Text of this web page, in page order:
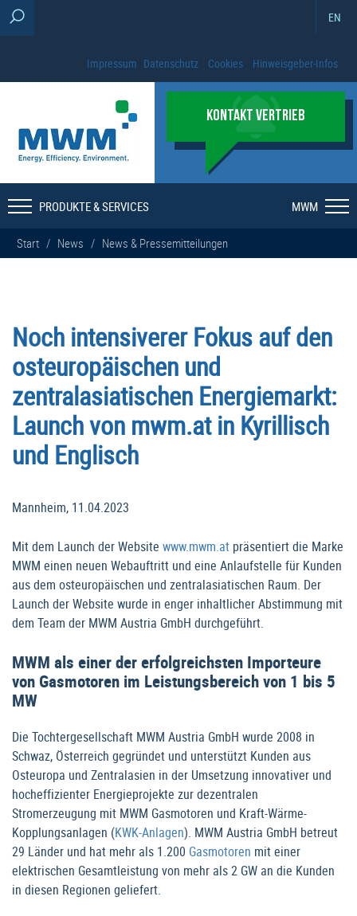
EN
Impressum Datenschutz Cookies Hinweisgeber-Infos
KONTAKT VERTRIEB
PRODUKTE & SERVICES MWM
Start / News / News & Pressemitteilungen
Noch intensiverer Fokus auf den
osteuropäischen und
zentralasiatischen Energiemarkt:
Launch von mwm.at in Kyrillisch
und Englisch
Mannheim, 11.04.2023
Mit dem Launch der Website www.mwm.at präsentiert die Marke
MWM einen neuen Webauftritt und eine Anlaufstelle für Kunden
aus dem osteuropäischen und zentralasiatischen Raum. Der
Launch der Website wurde in enger inhaltlicher Abstimmung mit
dem Team der MWM Austria GmbH durchgeführt.
MWM als einer der erfolgreichsten Importeure
von Gasmotoren im Leistungsbereich von 1 bis 5
MW
Die Tochtergesellschaft MWM Austria GmbH wurde 2008 in
Schwaz, Österreich gegründet und unterstützt Kunden aus
Osteuropa und Zentralasien in der Umsetzung innovativer und
hocheffizienter Energieprojekte zur dezentralen
Stromerzeugung mit MWM Gasmotoren und Kraft-Wärme-
Kopplungsanlagen (KWK-Anlagen). MWM Austria GmbH betreut
29 Länder und hat mehr als 1.200 Gasmotoren mit einer
elektrischen Gesamtleistung von mehr als 2 GW an die Kunden
in diesen Regionen geliefert.